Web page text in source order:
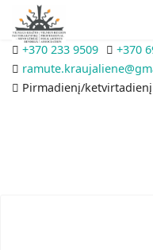
+370 233 9509
+370
Pirmadienį/